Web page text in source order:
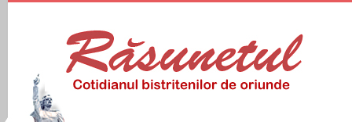
Meniu principal